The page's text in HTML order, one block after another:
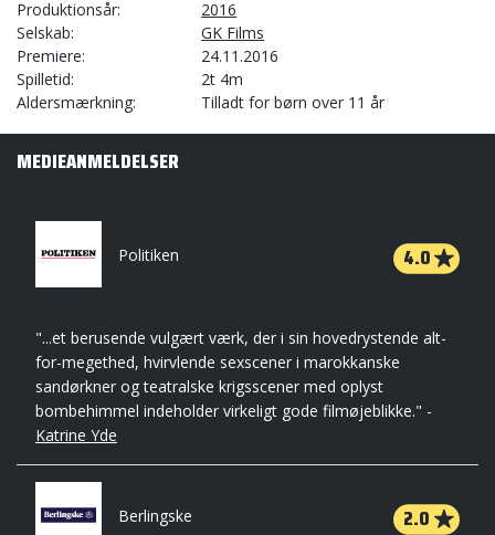
Produktionsår
2016
Selskab
GK Films
Premiere
24.11.2016
Spilletid
2t 4m
Aldersmærkning
Tilladt for børn over 11 år
MEDIEANMELDELSER
Politiken 4.0
"...et berusende vulgært værk, der i sin hovedrystende alt-
for-megethed, hvirvlende sexscener i marokkanske
sandørkner og teatralske krigsscener med oplyst
bombehimmel indeholder virkeligt gode filmøjeblikke." -
Katrine Yde
Berlingske 2.0